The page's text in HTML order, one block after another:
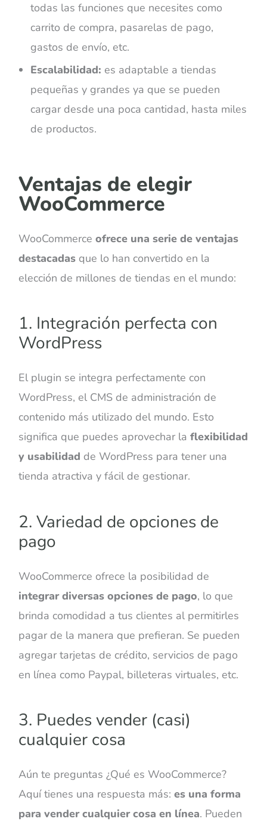
todas las funciones que necesites como
carrito de compra, pasarelas de pago,
gastos de envío, etc.
Escalabilidad: es adaptable a tiendas
pequeñas y grandes ya que se pueden
cargar desde una poca cantidad, hasta miles
de productos.
Ventajas de elegir
WooCommerce
WooCommerceofrece una serie de ventajas
destacadas que lo han convertido en la
elección de millones de tiendas en el mundo:
1. Integración perfecta con
WordPress
El plugin se integra perfectamente con
WordPress, el CMS de administración de
contenido más utilizado del mundo. Esto
significa que puedes aprovechar laflexibilidad
y usabilidad de WordPress para tener una
tienda atractiva y fácil de gestionar.
2. Variedad de opciones de
pago
WooCommerce ofrece la posibilidad de
integrar diversas opciones de pago, lo que
brinda comodidad a tus clientes al permitirles
pagar de la manera que prefieran. Se pueden
agregar tarjetas de crédito, servicios de pago
en línea como Paypal, billeteras virtuales, etc.
3. Puedes vender (casi)
cualquier cosa
Aún te preguntas ¿Qué es WooCommerce?
Aquí tienes una respuesta más:es una forma
para vender cualquier cosa en línea. Pueden